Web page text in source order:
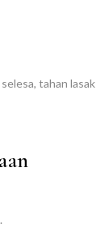
tahan lasak